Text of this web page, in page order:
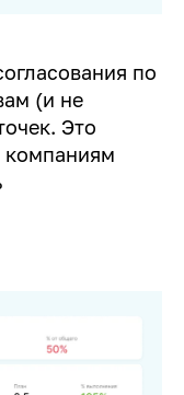
по
(и не
Это
компаниям